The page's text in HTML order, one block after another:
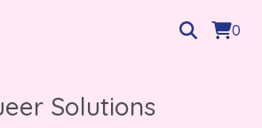
0
Solutions